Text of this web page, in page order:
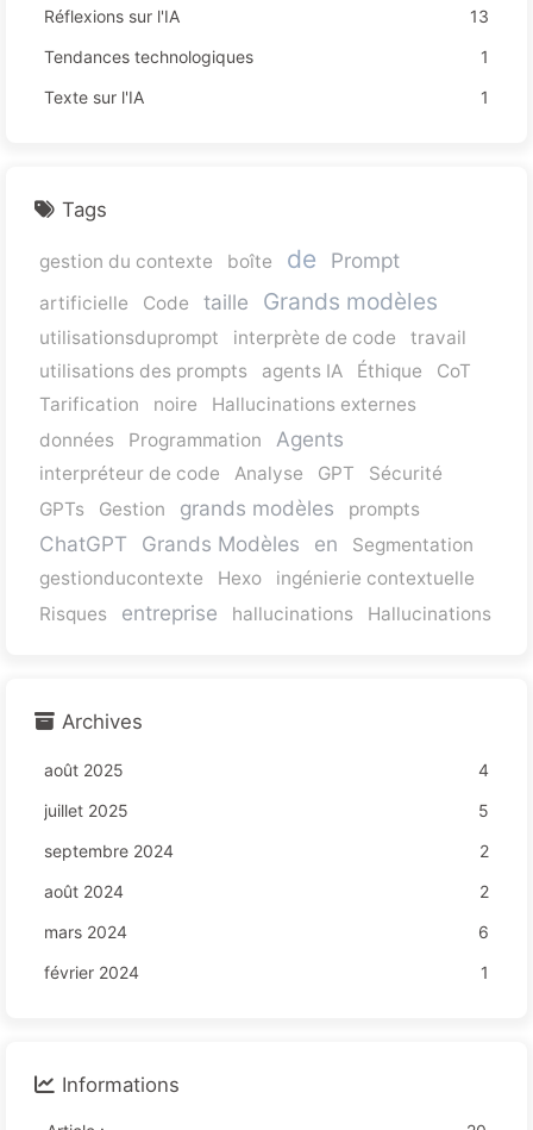
Réflexions sur l'IA
13
Tendances technologiques
1
Texte sur l'IA
1
Tags
gestion du contexte boîte de Prompt
artificielle Code taille Grands modèles
utilisationsduprompt interprète de code
travail
utilisations des prompts
agents IA Éthique
CoT
Tarification
noire
Hallucinations externes
données
Programmation Agents
interpréteur de code Analyse GPT
Sécurité
GPTs
Gestion grands modèles prompts
ChatGPT Grands Modèles en
Segmentation
gestionducontexte
Hexo
ingénierie contextuelle
Risques
entreprise hallucinations Hallucinations
Archives
août 2025
4
juillet 2025
5
septembre 2024
2
août 2024
2
mars 2024
6
février 2024
1
Informations